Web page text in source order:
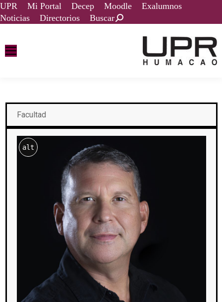
UPR Mi Portal Decep Moodle
Exalumnos
Noticias
Directorios Buscar
Facultad
alt